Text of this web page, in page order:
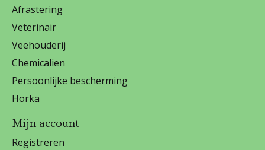
Afrastering
Veterinair
Veehouderij
Chemicalien
Persoonlijke bescherming
Horka
Mijn account
Registreren